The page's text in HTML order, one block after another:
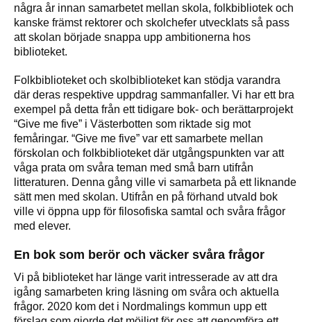
några år innan samarbetet mellan skola, folkbibliotek och
kanske främst rektorer och skolchefer utvecklats så pass
att skolan började snappa upp ambitionerna hos
biblioteket.
Folkbiblioteket och skolbiblioteket kan stödja varandra
där deras respektive uppdrag sammanfaller. Vi har ett bra
exempel på detta från ett tidigare bok- och berättarprojekt
“Give me five” i Västerbotten som riktade sig mot
femåringar. “Give me five” var ett samarbete mellan
förskolan och folkbiblioteket där utgångspunkten var att
våga prata om svåra teman med små barn utifrån
litteraturen. Denna gång ville vi samarbeta på ett liknande
sätt men med skolan. Utifrån en på förhand utvald bok
ville vi öppna upp för filosofiska samtal och svåra frågor
med elever.
En bok som berör och väcker svåra frågor
Vi på biblioteket har länge varit intresserade av att dra
igång samarbeten kring läsning om svåra och aktuella
frågor. 2020 kom det i Nordmalings kommun upp ett